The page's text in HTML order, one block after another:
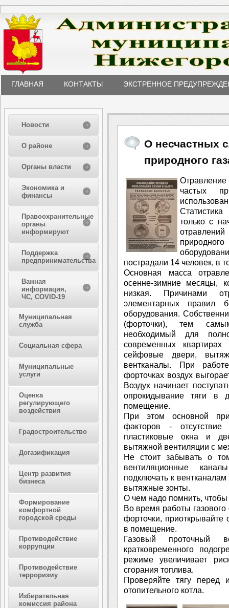
ГЛАВНАЯ КОНТАКТЫ ЭКСТРЕННОЕ
Новости
О районе
Органы власти
Экономика и
финансы
Правоохранительные
органы
информируют
Поддержка
предпринимательства
Важная
информация,
ЧС, COVID-19
Муниципальная
служба
Социальная сфера
Муниципальные
услуги
Оценка
регулирующего
воздействия
Градостроительство
Догазификация
Центр развития
бизнеса
Формирование
комфортной
городской среды
Противодействие
коррупции
Противодействие
терроризму
Избирательная
комиссия района
О несчастных
природного
частых
только с
пострадали 14 человек, в
Основная масса
осенне-зимние месяцы,
низкая. Причинами
элементарных правил
оборудования.
(форточки), тем
необходимый для
современных квартирах
сейфовые двери,
вентканалы. При
форточках воздух
Воздух начинает
опрокидывание тяги в
помещение.
При этом основной
факторов -
пластиковые окна и
вытяжной вентиляции с
Не стоит забывать о
вентиляционные
подключать к
вытяжные зонты.
О чем надо помнить, чтобы
Во время работы
форточки, приоткрывайте
в помещение.
Газовый проточный
кратковременного
режиме увеличивает
сгорания топлива.
Проверяйте тягу перед
отопительного котла.